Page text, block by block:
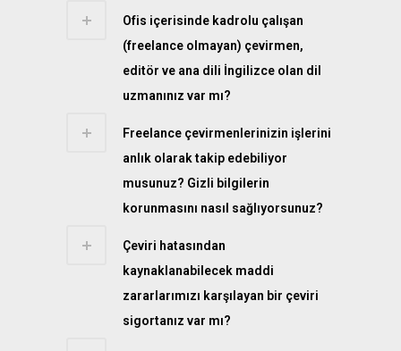
Ofis içerisinde kadrolu çalışan
(freelance olmayan) çevirmen,
editör ve ana dili İngilizce olan dil
uzmanınız var mı?
Freelance çevirmenlerinizin işlerini
anlık olarak takip edebiliyor
musunuz? Gizli bilgilerin
korunmasını nasıl sağlıyorsunuz?
Çeviri hatasından
kaynaklanabilecek maddi
zararlarımızı karşılayan bir çeviri
sigortanız var mı?